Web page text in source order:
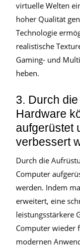
virtuelle Welten
hoher Qualität
Technologie
realistische
Gaming- und
heben.
3. Durch
Hardware
aufgerüstet
verbessert
Durch die
Computer
werden. Indem
erweitert, eine
leistungsstärkere
Computer wieder
modernen